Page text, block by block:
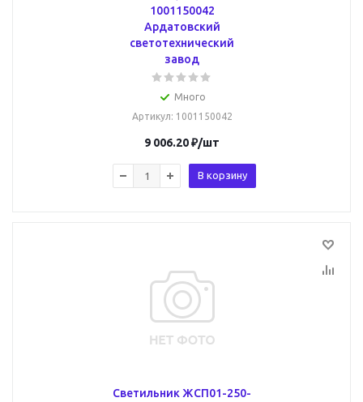
1001150042
Ардатовский
светотехнический
завод
Много
Артикул: 1001150042
9 006.20₽/шт
В корзину
Светильник ЖСП01-250-